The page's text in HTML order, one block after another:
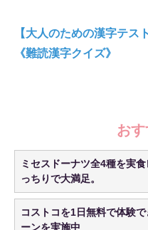
【大人のための漢字テス
《難読漢字クイズ》
お
ミセスドーナツ全4種を実
っちりで大満足。
コストコを1日無料で体験
ーンを実施中